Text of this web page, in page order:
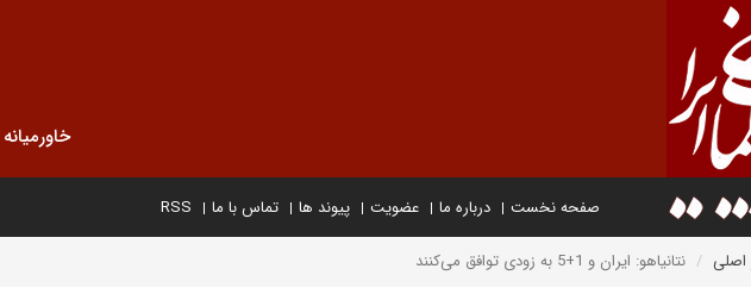
خاورمیانه
صفحه نخست درباره ما عضویت پیوند ها تماس با ما RSS
اصلی نتانیاهو: ایران و 1+5 به زودی توافق می‌کنند